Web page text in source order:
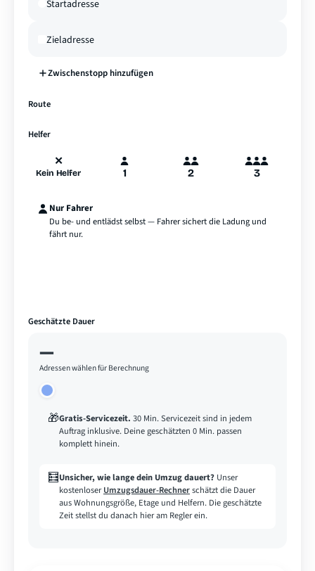
Zwischenstopp hinzufügen
Route
Helfer
✕
Kein Helfer 1 2 3
Nur Fahrer
Du be- und entlädst selbst — Fahrer sichert die Ladung und
fährt nur.
Geschätzte Dauer
—
Adressen wählen für Berechnung
🎁Gratis-Servicezeit. 30 Min. Servicezeit sind in jedem
Auftrag inklusive. Deine geschätzten 0 Min. passen
komplett hinein.
🧮Unsicher, wie lange dein Umzug dauert? Unser
kostenloserUmzugsdauer-Rechnerschätzt die Dauer
aus Wohnungsgröße, Etage und Helfern. Die geschätzte
Zeit stellst du danach hier am Regler ein.